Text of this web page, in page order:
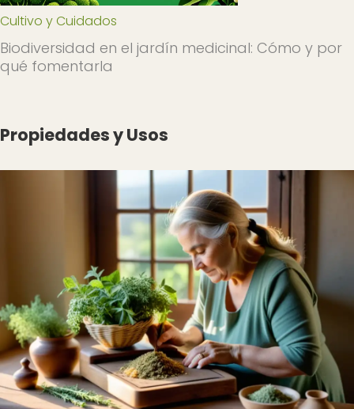
Cultivo y Cuidados
Biodiversidad en el jardín medicinal: Cómo y por
qué fomentarla
Propiedades y Usos